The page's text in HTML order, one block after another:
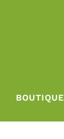
BOUTIQUE